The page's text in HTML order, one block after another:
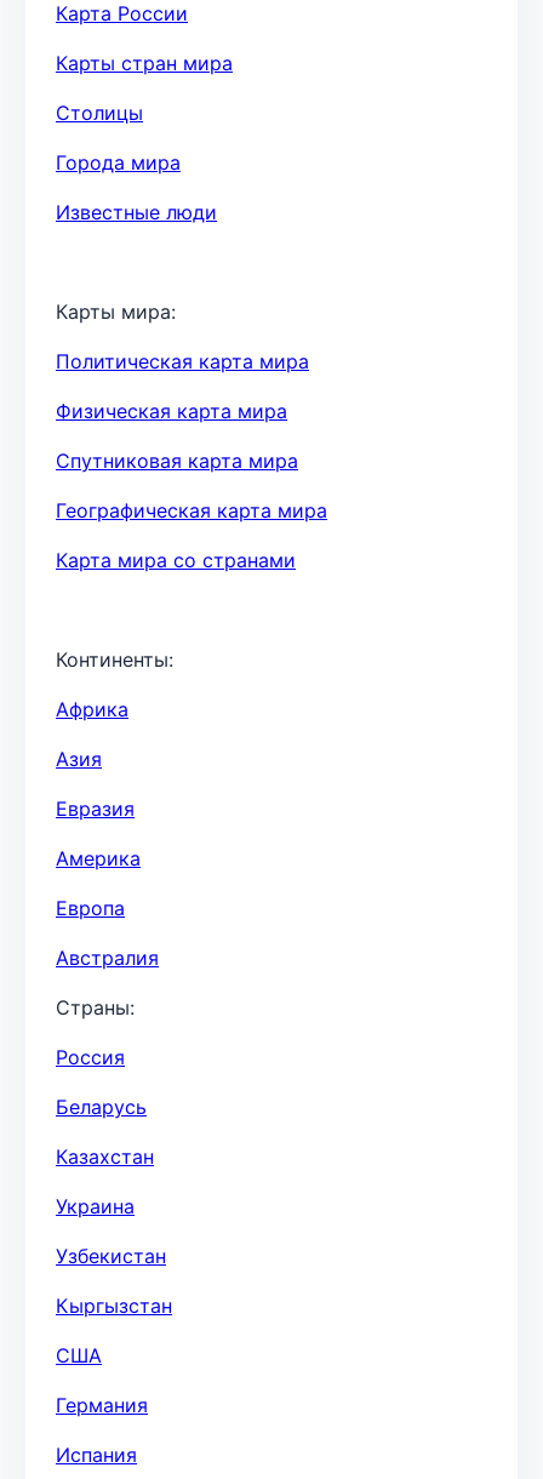
Карта России
Карты стран мира
Столицы
Города мира
Известные люди
Карты мира:
Политическая карта мира
Физическая карта мира
Спутниковая карта мира
Географическая карта мира
Карта мира со странами
Континенты:
Африка
Азия
Евразия
Америка
Европа
Австралия
Страны:
Россия
Беларусь
Казахстан
Украина
Узбекистан
Кыргызстан
США
Германия
Испания